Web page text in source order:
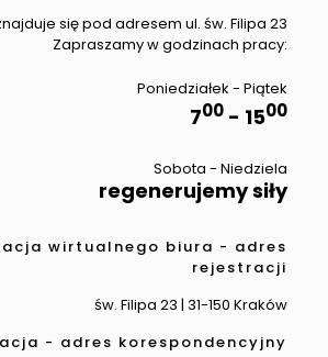
się pod adresem ul. św. Filipa 23
Zapraszamy w godzinach pracy:
Poniedziałek - Piątek
700 - 1500
Sobota - Niedziela
regenerujemy siły
wirtualnego biura - adres
rejestracji
św. Filipa 23 | 31-150 Kraków
- adres korespondencyjny